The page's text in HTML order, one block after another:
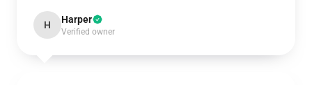
H Harper
Verified owner